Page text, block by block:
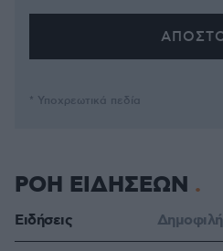
* Υποχρεωτικά πεδία
ΡΟΗ ΕΙΔΗΣΕΩΝ
Ειδήσεις Δημοφιλή